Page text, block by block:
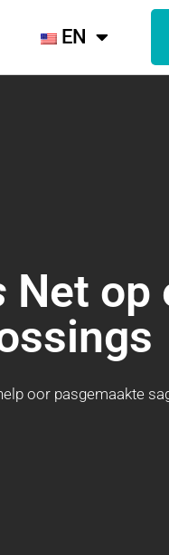
EN
Net op
oor pasgemaakte